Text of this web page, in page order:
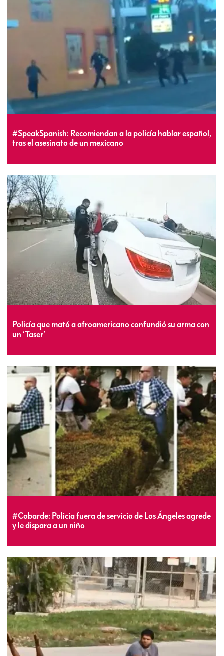
#SpeakSpanish: Recomiendan a la policía hablar español,
tras el asesinato de un mexicano
Policía que mató a afroamericano confundió su arma con
un ‘Taser’
#Cobarde: Policía fuera de servicio de Los Ángeles agrede
y le dispara a un niño